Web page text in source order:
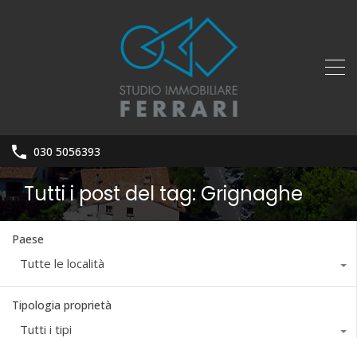
030 5056393
Tutti i post del tag: Grignaghe
Paese
Tutte le località
Tipologia proprietà
Tutti i tipi